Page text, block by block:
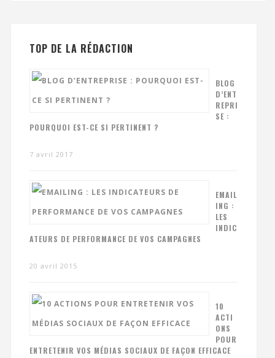
TOP DE LA RÉDACTION
BLOG
D’ENT
REPRI
SE :
POURQUOI EST-CE SI PERTINENT ?
7 avril 2017
EMAIL
ING :
LES
INDIC
ATEURS DE PERFORMANCE DE VOS CAMPAGNES
20 avril 2015
10
ACTI
ONS
POUR
ENTRETENIR VOS MÉDIAS SOCIAUX DE FAÇON EFFICACE